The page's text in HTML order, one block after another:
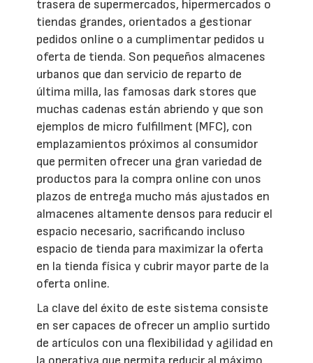
trasera de supermercados, hipermercados o
tiendas grandes, orientados a gestionar
pedidos online o a cumplimentar pedidos u
oferta de tienda. Son pequeños almacenes
urbanos que dan servicio de reparto de
última milla, las famosas dark stores que
muchas cadenas están abriendo y que son
ejemplos de micro fulfillment (MFC), con
emplazamientos próximos al consumidor
que permiten ofrecer una gran variedad de
productos para la compra online con unos
plazos de entrega mucho más ajustados en
almacenes altamente densos para reducir el
espacio necesario, sacrificando incluso
espacio de tienda para maximizar la oferta
en la tienda física y cubrir mayor parte de la
oferta online.
La clave del éxito de este sistema consiste
en ser capaces de ofrecer un amplio surtido
de artículos con una flexibilidad y agilidad en